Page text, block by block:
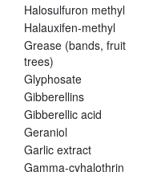
Halosulfuron methyl
Halauxifen-methyl
Grease (bands, fruit
trees)
Glyphosate
Gibberellins
Gibberellic acid
Geraniol
Garlic extract
Gamma-cyhalothrin